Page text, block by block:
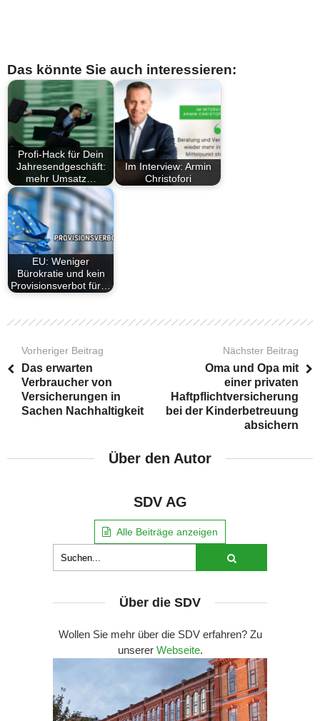
Das könnte Sie auch interessieren:
Profi-Hack für Dein
Jahresendgeschäft:
mehr Umsatz…
Im Interview: Armin
Christofori
EU: Weniger
Bürokratie und kein
Provisionsverbot für…
Vorheriger Beitrag
Das erwarten
Verbraucher von
Versicherungen in
Sachen Nachhaltigkeit
Nächster Beitrag
Oma und Opa mit
einer privaten
Haftpflichtversicherung
bei der Kinderbetreuung
absichern
Über den Autor
SDV AG
Alle Beiträge anzeigen
Über die SDV
Wollen Sie mehr über die SDV erfahren? Zu
unserer Webseite.